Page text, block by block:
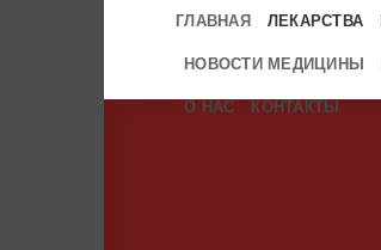
ГЛАВНАЯ ЛЕКАРСТВА
НОВОСТИ МЕДИЦИНЫ
О НАС КОНТАКТЫ